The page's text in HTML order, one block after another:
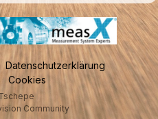
Datenschutzerklärung
Cookies
Community